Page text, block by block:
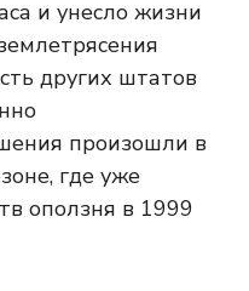
и унесло жизни
других штатов
произошли в
где уже
оползня в 1999